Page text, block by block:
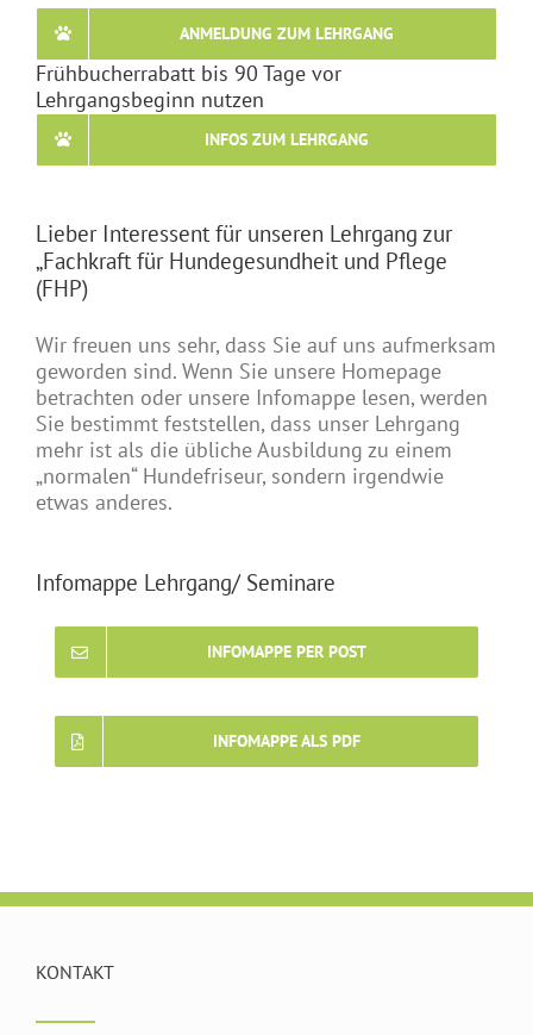
ANMELDUNG ZUM LEHRGANG
Frühbucherrabatt bis 90 Tage vor
Lehrgangsbeginn nutzen
INFOS ZUM LEHRGANG
Lieber Interessent für unseren Lehrgang zur
„Fachkraft für Hundegesundheit und Pflege
(FHP)
Wir freuen uns sehr, dass Sie auf uns aufmerksam
geworden sind. Wenn Sie unsere Homepage
betrachten oder unsere Infomappe lesen, werden
Sie bestimmt feststellen, dass unser Lehrgang
mehr ist als die übliche Ausbildung zu einem
„normalen“ Hundefriseur, sondern irgendwie
etwas anderes.
Infomappe Lehrgang/ Seminare
INFOMAPPE PER POST
INFOMAPPE ALS PDF
KONTAKT